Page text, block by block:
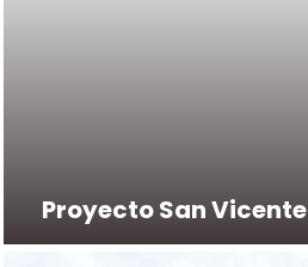
Proyecto San Vicente